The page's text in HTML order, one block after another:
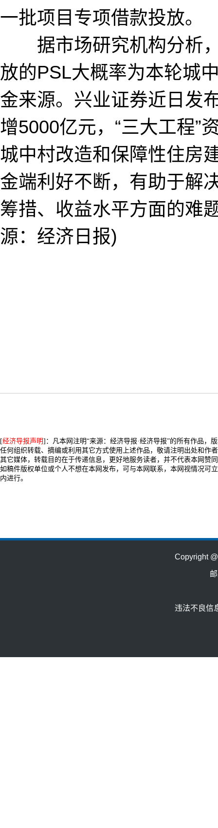
一批项目专项借款投放。
据市场研究机构分析，
放的PSL大概率为本轮城
金来源。兴业证券近日发
增5000亿元，“三大工程”
城中村改造和保障性住房
金端利好不断，有助于解
筹措、收益水平方面的难
源：经济日报)
[经济导报声明]：凡本网注明“来源：经济导报·经济导报”的所有作品，
任何组织转载、摘编或利用其它方式使用上述作品，敬请注明出处和作
其它媒体，转载目的在于传递信息，更好地服务读者，并不代表本网赞
如稿件版权单位或个人不想在本网发布，可与本网联系，本网视情况可
内进行。
Copyright
违法不良信